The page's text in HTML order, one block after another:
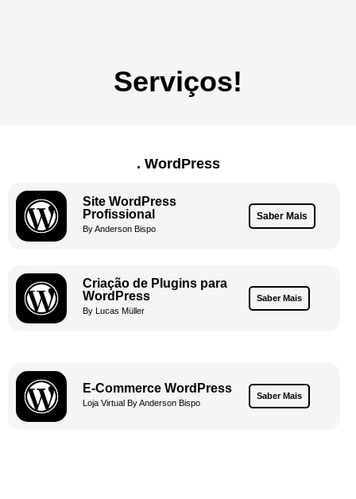
Serviços!
. WordPress
Site WordPress
Profissional
By Anderson Bispo
Saber Mais
Criação de Plugins para
WordPress
By Lucas Müller
Saber Mais
E-Commerce WordPress
Loja Virtual By Anderson Bispo
Saber Mais